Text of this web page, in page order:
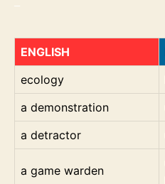
ENGLISH
ecology
a demonstration
a detractor
a game warden